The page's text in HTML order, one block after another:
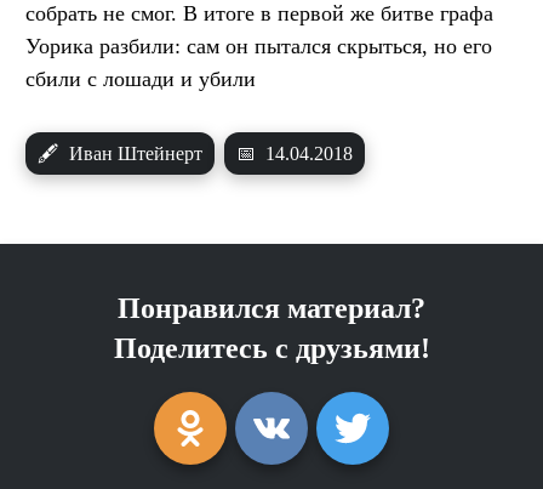
собрать не смог. В итоге в первой же битве графа
Уорика разбили: сам он пытался скрыться, но его
сбили с лошади и убили
🖋 Иван Штейнерт 📅 14.04.2018
Понравился материал?
Поделитесь с друзьями!